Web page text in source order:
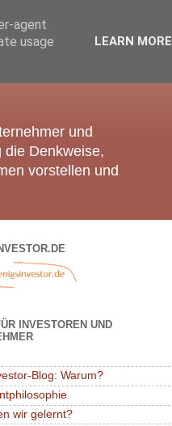
und
die Denkweise,
vorstellen und
INVESTOREN UND
Blog: Warum?
wir gelernt?
agent
usage
LEARN MORE